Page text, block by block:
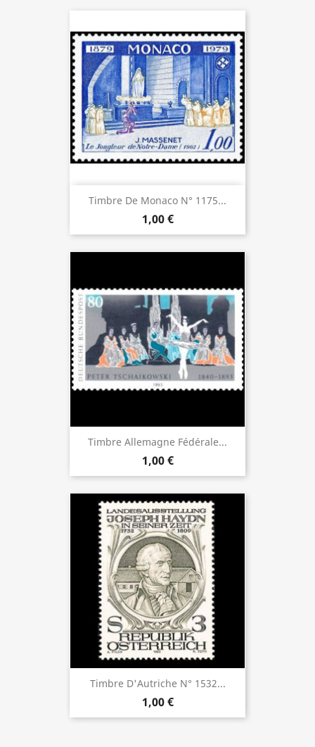
Timbre De Monaco N° 1175...
1,00 €
Timbre Allemagne Fédérale...
1,00 €
Timbre D'Autriche N° 1532...
1,00 €